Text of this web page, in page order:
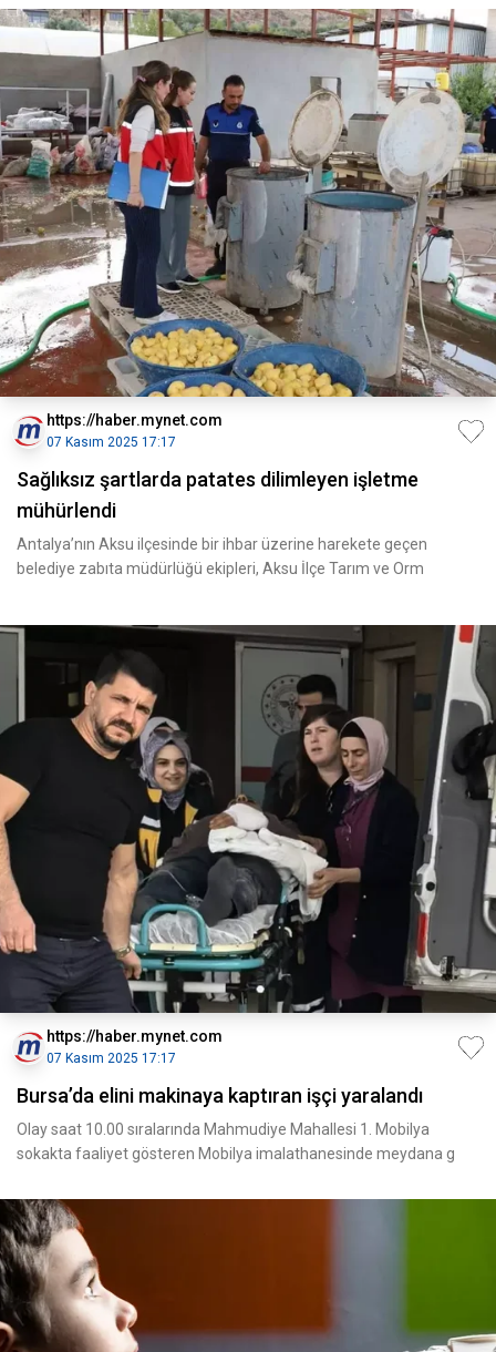
https://haber.mynet.com
07 Kasım 2025 17:17
Sağlıksız şartlarda patates dilimleyen işletme
mühürlendi
Antalya’nın Aksu ilçesinde bir ihbar üzerine harekete geçen
belediye zabıta müdürlüğü ekipleri, Aksu İlçe Tarım ve Orm
https://haber.mynet.com
07 Kasım 2025 17:17
Bursa’da elini makinaya kaptıran işçi yaralandı
Olay saat 10.00 sıralarında Mahmudiye Mahallesi 1. Mobilya
sokakta faaliyet gösteren Mobilya imalathanesinde meydana g